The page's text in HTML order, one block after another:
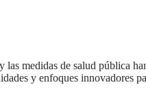
las medidas de salud pública
y enfoques innovadores